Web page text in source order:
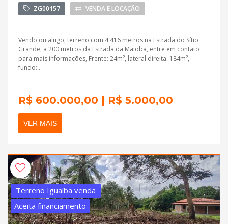
ZG00157 VENDA E LOCAÇÃO
Vendo ou alugo, terreno com 4.416 metros na Estrada do Sítio
Grande, a 200 metros da Estrada da Maioba, entre em contato
para mais informações, Frente: 24m², lateral direita: 184m²,
fundo:...
R$ 600.000,00 | R$ 5.000,00
VER MAIS
Terreno Iguaíba venda
Aceita financiamento